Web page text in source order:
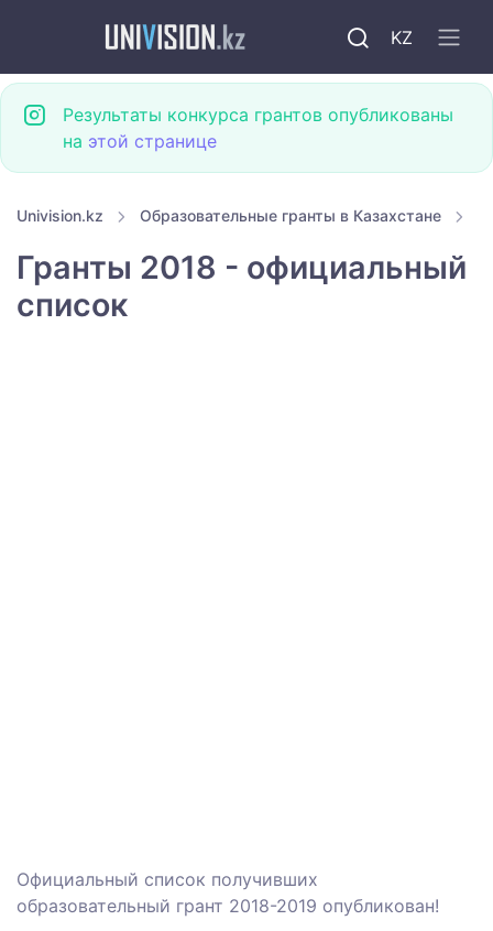
KZ
Результаты конкурса грантов опубликованы
на этой странице
Univision.kz Образовательные гранты в Казахстане
Гранты 2018 - официальный
список
Официальный список получивших
образовательный грант 2018-2019 опубликован!